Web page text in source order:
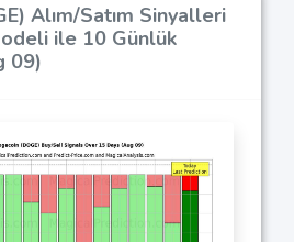
Alım/Satım Sinyalleri
ile 10 Günlük
09)